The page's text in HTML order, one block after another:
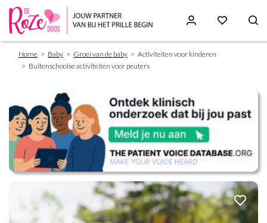
Breadcrumb
Home Baby Groei van de baby
Activiteiten voor kinderen
Buitenschoolse activiteiten voor peuters